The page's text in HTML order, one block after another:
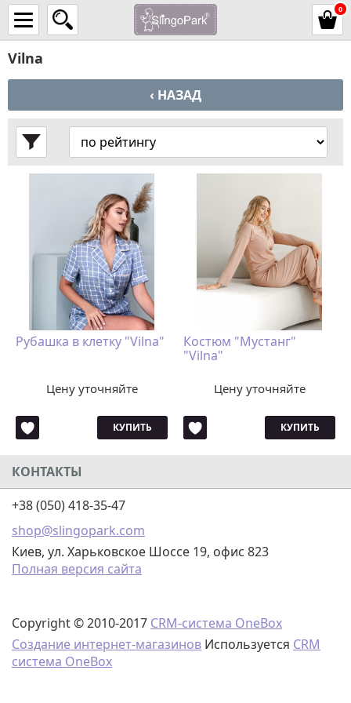
0
Vilna
‹ НАЗАД
Рубашка в клетку "Vilna"
Цену уточняйте
КУПИТЬ
Костюм "Мустанг"
"Vilna"
Цену уточняйте
КУПИТЬ
КОНТАКТЫ
+38 (050) 418-35-47
shop@slingopark.com
Киев, ул. Харьковское Шоссе 19, офис 823
Полная версия сайта
Copyright © 2010-2017 CRM-система OneBox
Создание интернет-магазинов Используется CRM
система OneBox